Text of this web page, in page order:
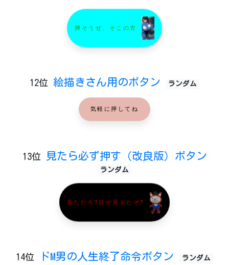
押そうぜ、そこの方
12位 絵描きさん用のボタン ランダム
気軽に押してね
13位 見たら必ず押す（改良版）ボタン
ランダム
見ただろ?目が見えたぞ?
14位 ドM男の人生終了命令ボタン ランダム